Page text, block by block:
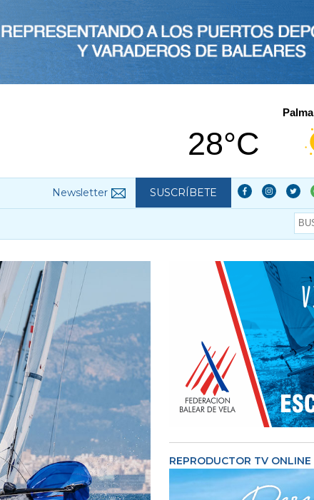
Palma
28°C
Newsletter SUSCRÍBETE
REPRODUCTOR TV ONLINE